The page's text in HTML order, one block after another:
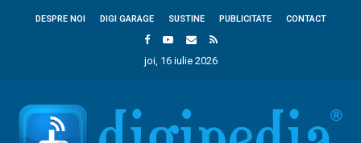
DESPRE NOI DIGI GARAGE SUSTINE PUBLICITATE CONTACT
joi, 16 iulie 2026